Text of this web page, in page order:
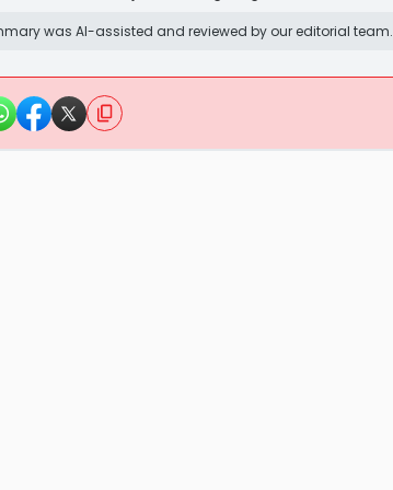
was AI-assisted and reviewed by our editorial team.